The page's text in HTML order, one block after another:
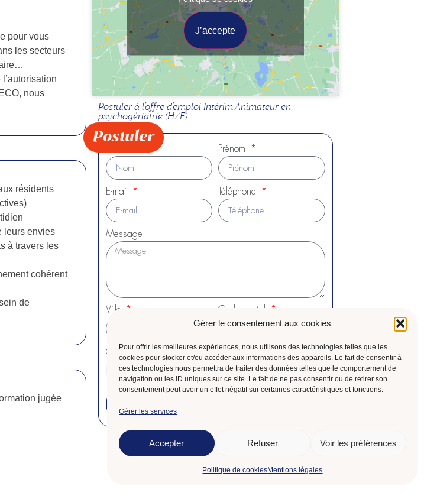
Gérer le consentement aux cookies
Pour offrir les meilleures expériences, nous utilisons des technologies telles que les
cookies pour stocker et/ou accéder aux informations des appareils. Le fait de consentir à
ces technologies nous permettra de traiter des données telles que le comportement de
navigation ou les ID uniques sur ce site. Le fait de ne pas consentir ou de retirer son
consentement peut avoir un effet négatif sur certaines caractéristiques et fonctions.
Gérer les services
Accepter Refuser Voir les préférences
Politique de cookiesMentions légales
pour vous
les secteurs
nous
résidents
leurs envies
à travers les
cohérent
de
jugée
J’accepte
Postuler à l'offre d'emploi Intérim Animateur en
psychogériatrie (H/F)
Postuler
Prénom
E-mail Téléphone
Message
Ville Code postal
CV, lettre de motivation ...